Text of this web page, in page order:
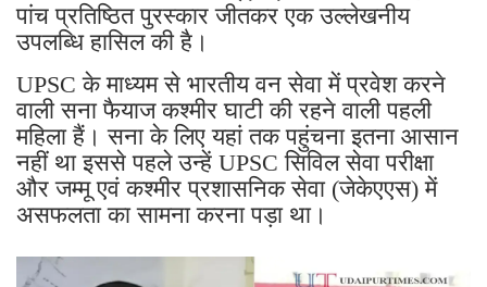
पांच प्रतिष्ठित पुरस्कार जीतकर एक उल्लेखनीय
उपलब्धि हासिल की है।
UPSC के माध्यम से भारतीय वन सेवा में प्रवेश करने
वाली सना फैयाज कश्मीर घाटी की रहने वाली पहली
महिला हैं। सना के लिए यहां तक पहुंचना इतना आसान
नहीं था इससे पहले उन्हें UPSC सिविल सेवा परीक्षा
और जम्मू एवं कश्मीर प्रशासनिक सेवा (जेकेएएस) में
असफलता का सामना करना पड़ा था।